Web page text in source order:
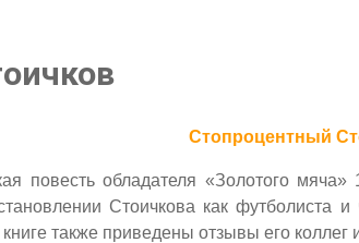
Стопроцентный
повесть обладателя «Золотого
Стоичкова как футболиста
также приведены отзывы его коллег